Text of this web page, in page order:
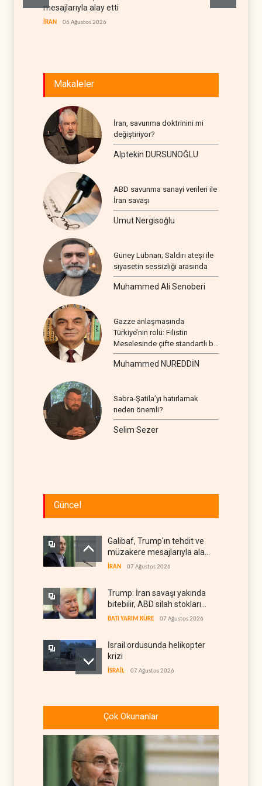
mesajlarıyla alay etti
İRAN 06 Ağustos 2026
Makaleler
İran, savunma doktrinini mi
değiştiriyor?
Alptekin DURSUNOĞLU
ABD savunma sanayi verileri ile
İran savaşı
Umut Nergisoğlu
Güney Lübnan; Saldırı ateşi ile
siyasetin sessizliği arasında
Muhammed Ali Senoberi
Gazze anlaşmasında
Türkiye’nin rolü: Filistin
Meselesinde çifte standartlı bir
seyir
Muhammed NUREDDİN
Sabra-Şatila’yı hatırlamak
neden önemli?
Selim Sezer
Güncel
Galibaf, Trump'ın tehdit ve
müzakere mesajlarıyla alay
etti
İRAN 07 Ağustos 2026
Trump: İran savaşı yakında
bitebilir, ABD silah stokları
zorlanıyor
BATI YARIM KÜRE 07 Ağustos 2026
İsrail ordusunda helikopter
krizi
İSRAİL 07 Ağustos 2026
yerine askeri üs projesi
UNICEF: Gazze'de
ateşkesten bu yana 300
çocuk öldürüldü
FİLİSTİN
Çok Okunanlar